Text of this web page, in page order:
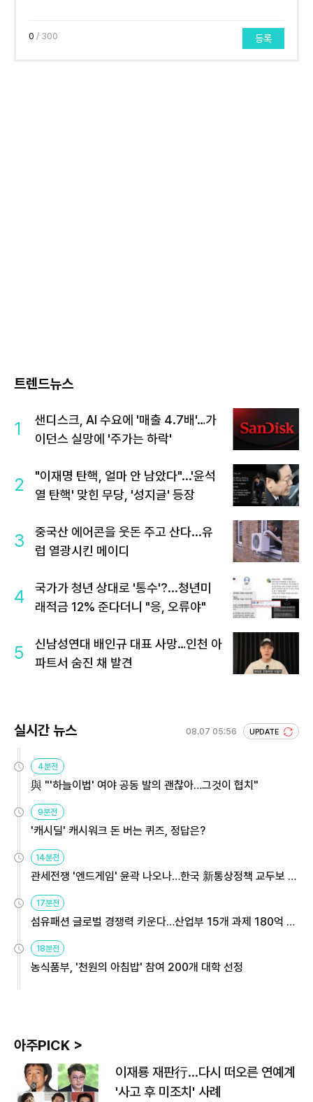
0 / 300 등록
트렌드뉴스
1
샌디스크, AI 수요에 '매출 4.7배'…가
이던스 실망에 '주가는 하락'
2
"이재명 탄핵, 얼마 안 남았다"...'윤석
열 탄핵' 맞힌 무당, '성지글' 등장
3
중국산 에어콘을 웃돈 주고 산다...유
럽 열광시킨 메이디
4
국가가 청년 상대로 '통수'?...청년미
래적금 12% 준다더니 "응, 오류야"
5
신남성연대 배인규 대표 사망…인천 아
파트서 숨진 채 발견
실시간 뉴스 08.07 05:56 UPDATE
4분전
與 "'하늘이법' 여야 공동 발의 괜찮아…그것이 협치"
9분전
'캐시딜' 캐시워크 돈 버는 퀴즈, 정답은?
14분전
관세전쟁 '엔드게임' 윤곽 나오나…한국 新통상정책 교두보 활
17분전
섬유패션 글로벌 경쟁력 키운다…산업부 15개 과제 180억 지
18분전
농식품부, '천원의 아침밥' 참여 200개 대학 선정
아주PICK >
이재룡 재판行…다시 떠오른 연예계
'사고 후 미조치' 사례